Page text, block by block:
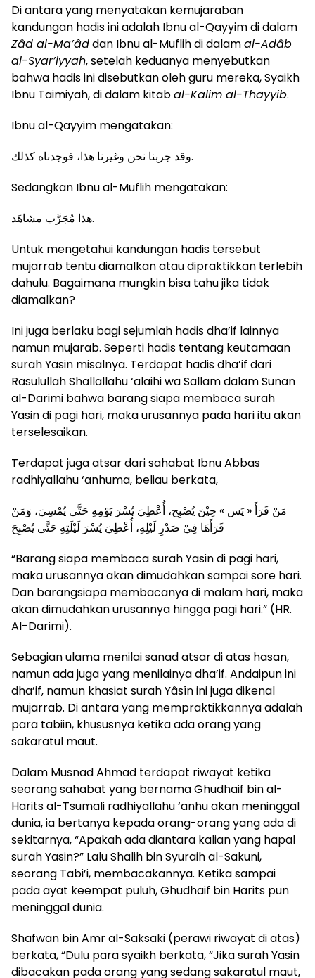
Di antara yang menyatakan kemujaraban
kandungan hadis ini adalah Ibnu al-Qayyim di dalam
Zâd al-Ma’âddan Ibnu al-Muflih di dalamal-Adâb
al-Syar’iyyah, setelah keduanya menyebutkan
bahwa hadis ini disebutkan oleh guru mereka, Syaikh
Ibnu Taimiyah, di dalam kitabal-Kalim al-Thayyib.
Ibnu al-Qayyim mengatakan:
وقد جربنا نحن وغيرنا هذا، فوجدناه كذلك.
Sedangkan Ibnu al-Muflih mengatakan:
هذا مُجَرَّب مشاهَد.
Untuk mengetahui kandungan hadis tersebut
mujarrab tentu diamalkan atau dipraktikkan terlebih
dahulu. Bagaimana mungkin bisa tahu jika tidak
diamalkan?
Ini juga berlaku bagi sejumlah hadis dha’if lainnya
namun mujarab. Seperti hadis tentang keutamaan
surah Yasin misalnya. Terdapat hadis dha’if dari
Rasulullah Shallallahu ‘alaihi wa Sallam dalam Sunan
al-Darimi bahwa barang siapa membaca surah
Yasin di pagi hari, maka urusannya pada hari itu akan
terselesaikan.
Terdapat juga atsar dari sahabat Ibnu Abbas
radhiyallahu ‘anhuma, beliau berkata,
مَنْ قَرَأَ « يَس » حِيْنَ يُصْبِح، أُعْطِيَ يُسْرَ يَوْمِهِ حَتَّى يُمْسِيَ، وَمَنْ
قَرَأَهَا فِيْ صَدْرِ لَيْلِهِ، أُعْطِيَ يُسْرَ لَيْلَتِهِ حَتَّى يُصْبِحَ
“Barang siapa membaca surah Yasin di pagi hari,
maka urusannya akan dimudahkan sampai sore hari.
Dan barangsiapa membacanya di malam hari, maka
akan dimudahkan urusannya hingga pagi hari.” (HR.
Al-Darimi).
Sebagian ulama menilai sanad atsar di atas hasan,
namun ada juga yang menilainya dha’if. Andaipun ini
dha’if, namun khasiat surah Yâsîn ini juga dikenal
mujarrab. Di antara yang mempraktikkannya adalah
para tabiin, khususnya ketika ada orang yang
sakaratul maut.
Dalam Musnad Ahmad terdapat riwayat ketika
seorang sahabat yang bernama Ghudhaif bin al-
Harits al-Tsumali radhiyallahu ‘anhu akan meninggal
dunia, ia bertanya kepada orang-orang yang ada di
sekitarnya, “Apakah ada diantara kalian yang hapal
surah Yasin?” Lalu Shalih bin Syuraih al-Sakuni,
seorang Tabi’i, membacakannya. Ketika sampai
pada ayat keempat puluh, Ghudhaif bin Harits pun
meninggal dunia.
Shafwan bin Amr al-Saksaki (perawi riwayat di atas)
berkata, “Dulu para syaikh berkata, “Jika surah Yasin
dibacakan pada orang yang sedang sakaratul maut,